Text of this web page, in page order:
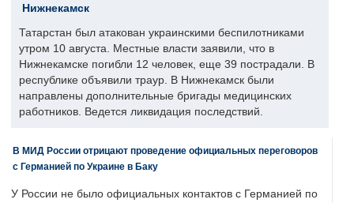
Нижнекамск
Татарстан был атакован украинскими беспилотниками
утром 10 августа. Местные власти заявили, что в
Нижнекамске погибли 12 человек, еще 39 пострадали. В
республике объявили траур. В Нижнекамск были
направлены дополнительные бригады медицинских
работников. Ведется ликвидация последствий.
В МИД России отрицают проведение официальных переговоров
с Германией по Украине в Баку
У России не было официальных контактов с Германией по